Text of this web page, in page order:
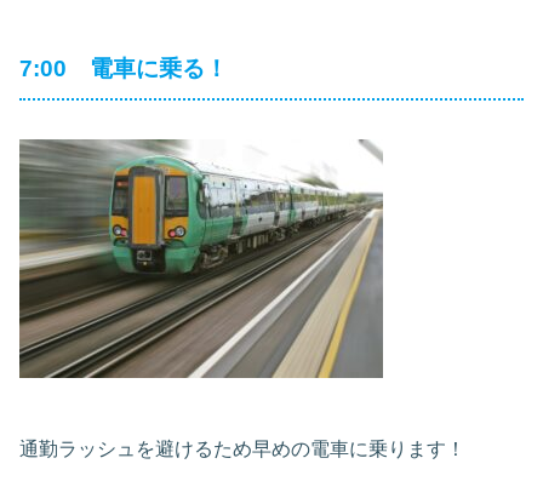
7:00 電車に乗る！
通勤ラッシュを避けるため早めの電車に乗ります！